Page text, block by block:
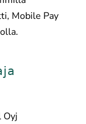
Mobile Pay
Oyj